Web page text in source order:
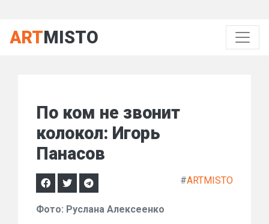
ARTMISTO
По ком не звонит
колокол: Игорь
Панасов
#ARTMISTO
Фото: Руслана Алексеенко